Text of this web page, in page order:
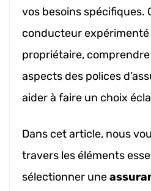
vos besoins spécifiques.
conducteur expérimenté
propriétaire,
aspects des polices
aider à faire un choix
Dans cet article, nous
travers les éléments
sélectionner une